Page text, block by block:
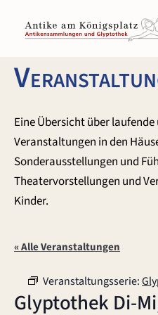
Inhalt
springen
Eine Übersicht über
Veranstaltungen in den
Sonderausstellungen und
Theatervorstellungen und
Kinder.
« Alle Veranstaltungen
Veranstaltungsserie:
Glyptothek Di-